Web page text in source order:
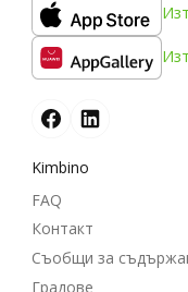
Kimbino
FAQ
Контакт
Съобщи за
Градове